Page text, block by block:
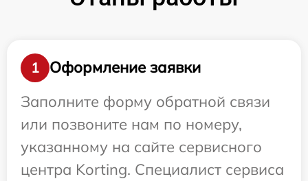
1
Оформление заявки
Заполните форму обратной связи
или позвоните нам по номеру,
указанному на сайте сервисного
центра Korting. Специалист сервиса